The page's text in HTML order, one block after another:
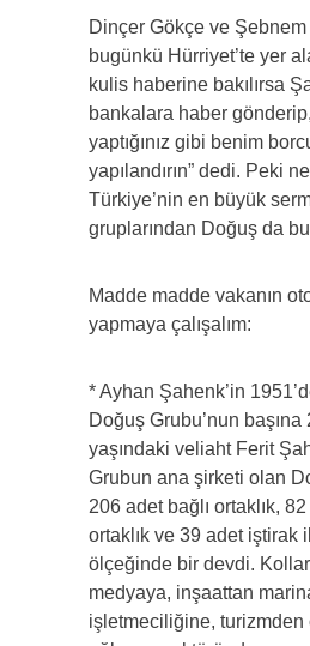
Dinçer Gökçe ve Şebnem
bugünkü Hürriyet’te yer
kulis haberine bakılırsa
bankalara haber
yaptığınız gibi benim
yapılandırın” dedi. Peki
Türkiye’nin en büyük
gruplarından Doğuş da
Madde madde vakanın
yapmaya çalışalım:
* Ayhan Şahenk’in
Doğuş Grubu’nun başına
yaşındaki veliaht Ferit
Grubun ana şirketi olan
206 adet bağlı ortaklık,
ortaklık ve 39 adet iştirak
ölçeğinde bir devdi.
medyaya, inşaattan
işletmeciliğine, turizmden